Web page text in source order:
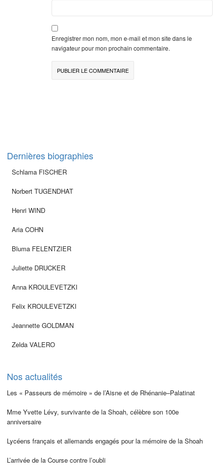
Enregistrer mon nom, mon e-mail et mon site dans le
navigateur pour mon prochain commentaire.
Dernières biographies
Schlama FISCHER
Norbert TUGENDHAT
Henri WIND
Aria COHN
Bluma FELENTZIER
Juliette DRUCKER
Anna KROULEVETZKI
Felix KROULEVETZKI
Jeannette GOLDMAN
Zelda VALERO
Nos actualités
Les « Passeurs de mémoire » de l’Aisne et de Rhénanie–Palatinat
Mme Yvette Lévy, survivante de la Shoah, célèbre son 100e
anniversaire
Lycéens français et allemands engagés pour la mémoire de la Shoah
L’arrivée de la Course contre l’oubli